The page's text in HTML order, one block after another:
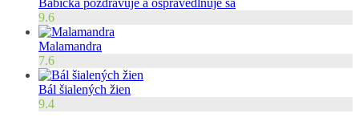
9.6
Malamandra
7.6
Bál šialených žien
9.4